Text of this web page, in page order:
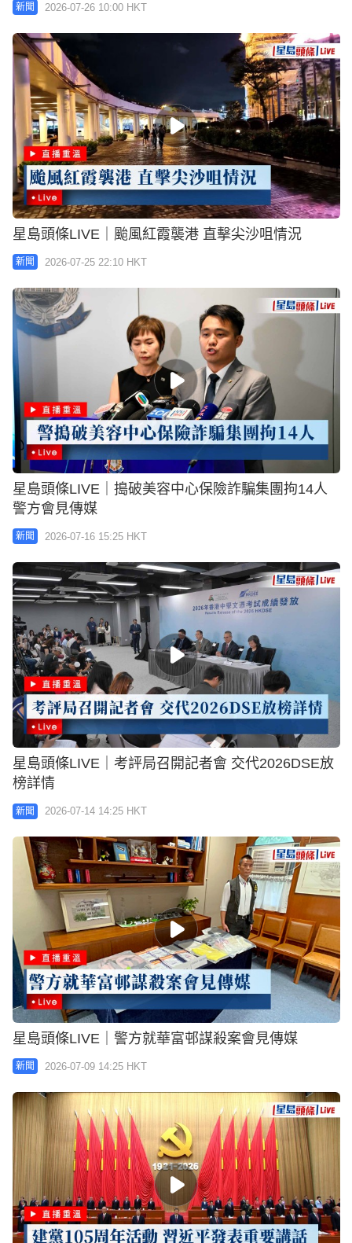
新聞 2026-07-26 10:00 HKT
星島頭條LIVE｜颱風紅霞襲港 直擊尖沙咀情況
新聞 2026-07-25 22:10 HKT
星島頭條LIVE｜搗破美容中心保險詐騙集團拘14人
警方會見傳媒
新聞 2026-07-16 15:25 HKT
星島頭條LIVE｜考評局召開記者會 交代2026DSE放
榜詳情
新聞 2026-07-14 14:25 HKT
星島頭條LIVE｜警方就華富邨謀殺案會見傳媒
新聞 2026-07-09 14:25 HKT